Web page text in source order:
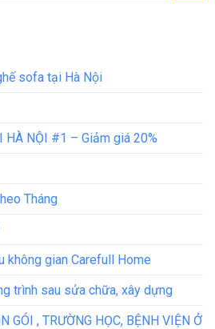
sofa tại Hà Nội
HÀ NỘI #1 – Giảm giá 20%
Tháng
không gian Carefull Home
trình sau sửa chữa, xây dựng
GÓI , TRƯỜNG HỌC, BỆNH VIỆN Ở